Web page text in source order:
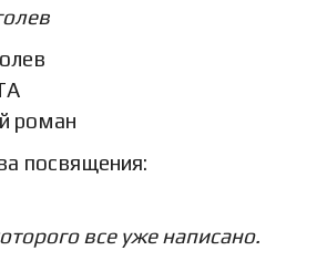
роман
посвящения:
все уже написано.